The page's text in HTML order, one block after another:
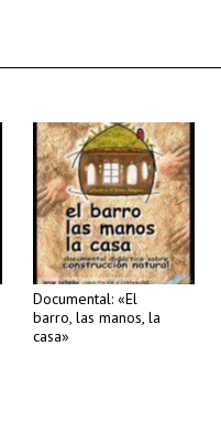
Documental: «El
barro, las manos, la
casa»